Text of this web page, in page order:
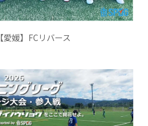
【愛媛】FCリバース